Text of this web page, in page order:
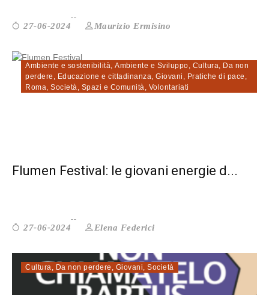
27-06-2024 Maurizio Ermisino
Ambiente e sostenibilità, Ambiente e Sviluppo, Cultura, Da non
perdere , Educazione e cittadinanza, Giovani , Pratiche di pace ,
Roma, Società, Spazi e Comunità, Volontariati
Flumen Festival: le giovani energie d...
27-06-2024 Elena Federici
Cultura, Da non perdere , Giovani, Società